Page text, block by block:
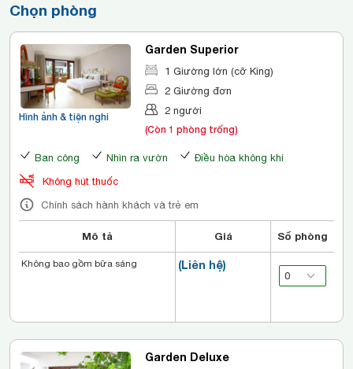
Chọn phòng
Hình ảnh & tiện nghi
Garden Superior
1 Giường lớn (cỡ King)
2 Giường đơn
2 người
(Còn 1 phòng trống)
Ban công Nhìn ra vườn
Điều hòa không khí
Không hút thuốc
Chính sách hành khách và trẻ em
Mô tả Giá Số phòng
(Liên hệ)
Không bao gồm bữa sáng
Garden Deluxe